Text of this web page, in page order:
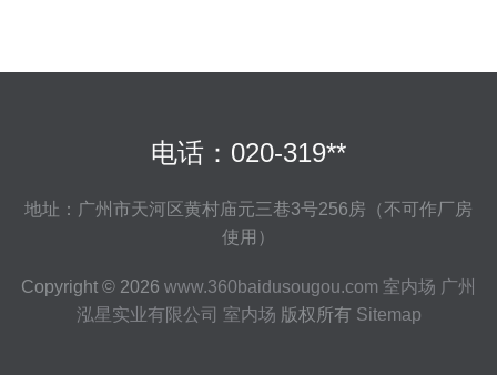
电话：020-319**
地址：广州市天河区黄村庙元三巷3号256房（不可作厂房
使用）
Copyright © 2026 www.360baidusougou.com 室内场 广州
泓星实业有限公司 室内场 版权所有 Sitemap